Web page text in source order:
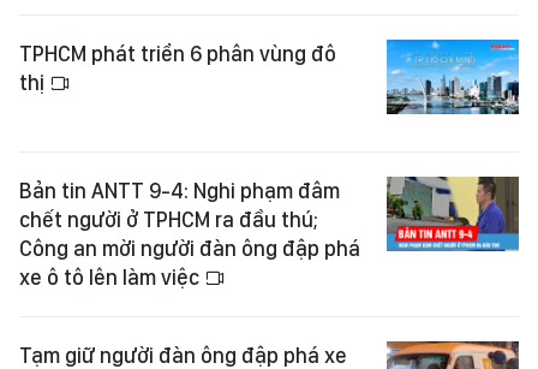
TPHCM phát triển 6 phân vùng đô
thị
Bản tin ANTT 9-4: Nghi phạm đâm
chết người ở TPHCM ra đầu thú;
Công an mời người đàn ông đập phá
xe ô tô lên làm việc
Tạm giữ người đàn ông đập phá xe